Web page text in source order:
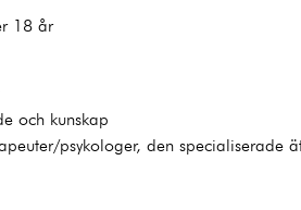
18 år
och kunskap
psykologer, den specialiserade